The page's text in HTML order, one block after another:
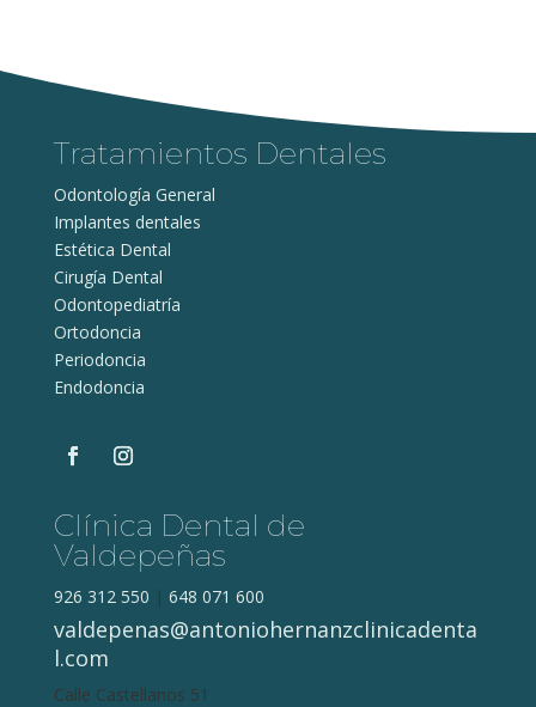
Tratamientos Dentales
Odontología General
Implantes dentales
Estética Dental
Cirugía Dental
Odontopediatría
Ortodoncia
Periodoncia
Endodoncia
Clínica Dental de
Valdepeñas
926 312 550 | 648 071 600
valdepenas@antoniohernanzclinicadenta
l.com
Calle Castellanos 51